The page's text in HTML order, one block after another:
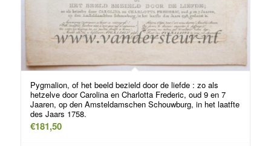
Pygmalion, of het beeld bezield door de liefde : zo als
hetzelve door Carolina en Charlotta Frederic, oud 9 en 7
Jaaren, op den Amsteldamschen Schouwburg, in het laatfte
des Jaars 1758.
€181,50